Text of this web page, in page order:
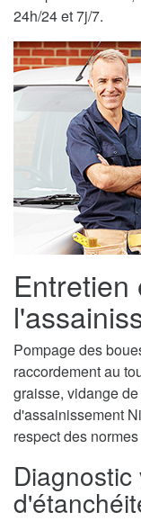
24h/24 et 7j/7.
Entretien
Pompage des
raccordement au
graisse, vidange
d'assainissement
respect des